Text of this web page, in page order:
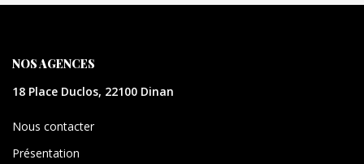
NOS AGENCES
18 Place Duclos, 22100 Dinan
Nous contacter
Présentation